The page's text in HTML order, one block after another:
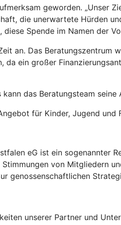
geworden. „Unser
die unerwartete Hürden
Spende im Namen der
an. Das
da ein großer
das Beratungsteam
für Kinder, Jugend und
eG ist ein
von Mitgliedern
genossenschaftlichen
unserer Partner und